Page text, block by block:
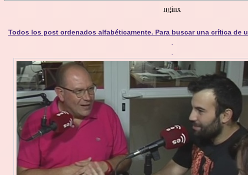
Todos los post ordenados alfabéticamente. Para buscar una crítica de